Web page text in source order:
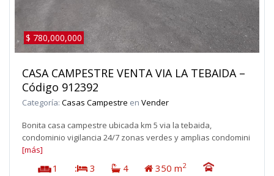
$ 780,000,000
CASA CAMPESTRE VENTA VIA LA TEBAIDA –
Código 912392
Categoría: Casas Campestre en Vender
Bonita casa campestre ubicada km 5 via la tebaida,
condominio vigilancia 24/7 zonas verdes y amplias condomini
[más]
1 : 3 4 350 m2